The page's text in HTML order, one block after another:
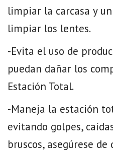
limpiar la carcasa y
limpiar los lentes.
-Evita el uso de
puedan dañar los
Estación Total.
-Maneja la estación
evitando golpes,
bruscos, asegúrese